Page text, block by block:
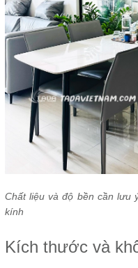
Chất liệu và độ bền cần lưu
kính
Kích thước và